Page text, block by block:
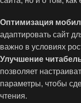
Оптимизация
адаптировать сайт
важно в условиях
Улучшение
позволяет
параметры, чтобы
чтения.